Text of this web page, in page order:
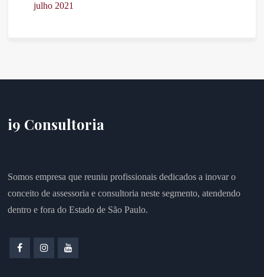
julho 2021
i9 Consultoria
Somos empresa que reuniu profissionais dedicados a inovar o
conceito de assessoria e consultoria neste segmento, atendendo
dentro e fora do Estado de São Paulo.